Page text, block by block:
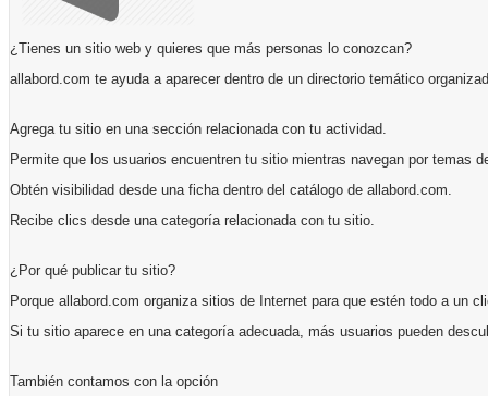
¿Tienes un sitio web y quieres que más personas lo conozcan?
allabord.com te ayuda a aparecer dentro de un directorio temático
Agrega tu sitio en una sección relacionada con tu actividad.
Permite que los usuarios encuentren tu sitio mientras navegan por temas
Obtén visibilidad desde una ficha dentro del catálogo de allabord.com.
Recibe clics desde una categoría relacionada con tu sitio.
¿Por qué publicar tu sitio?
Porque allabord.com organiza sitios de Internet para que estén todo a un
Si tu sitio aparece en una categoría adecuada, más usuarios pueden
También contamos con la opción